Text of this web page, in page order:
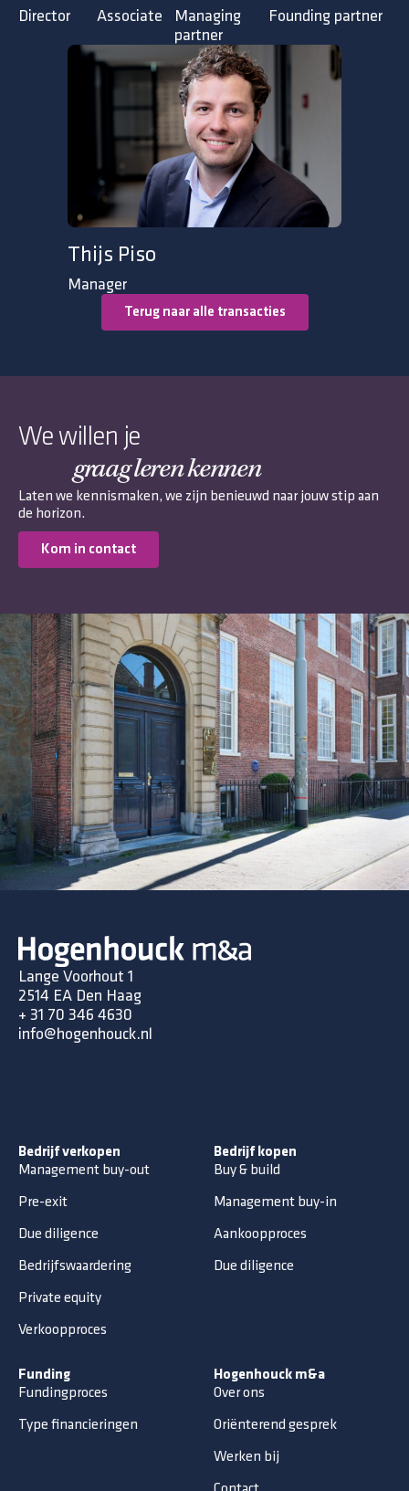
Director Associate
Managing
partner
Founding partner
Thijs Piso
Manager
Terug naar alle transacties
We willen je
graag leren kennen
Laten we kennismaken, we zijn benieuwd naar jouw stip aan
de horizon.
Kom in contact
Lange Voorhout 1
2514 EA Den Haag
+ 31 70 346 4630
info@hogenhouck.nl
Bedrijf verkopen
Management buy-out
Pre-exit
Due diligence
Bedrijfswaardering
Private equity
Verkoopproces
Bedrijf kopen
Buy & build
Management buy-in
Aankoopproces
Due diligence
Funding
Fundingproces
Type financieringen
Hogenhouck m&a
Over ons
Oriënterend gesprek
Werken bij